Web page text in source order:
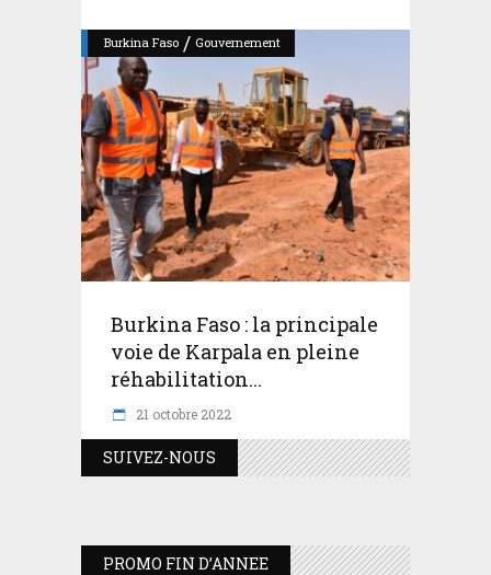
Burkina Faso / Gouvernement
Burkina Faso : la principale
voie de Karpala en pleine
réhabilitation...
21 octobre 2022
SUIVEZ-NOUS
PROMO FIN D’ANNEE